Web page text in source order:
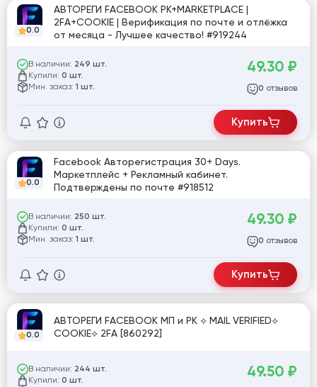
0.0
АВТОРЕГИ FACEBOOK РК+MARKETPLACE |
2FA+COOKIE | Верификация по почте и отлёжка
от месяца - Лучшее качество! #919244
В наличии: 249 шт.
Купили: 0 шт.
Мин. заказ: 1 шт.
49.30 ₽
0 отзывов
Купить
0.0
Facebook Авторегистрация 30+ Days.
Маркетплейс + Рекламный кабинет.
Подтверждены по почте #918512
В наличии: 250 шт.
Купили: 0 шт.
Мин. заказ: 1 шт.
49.30 ₽
0 отзывов
Купить
0.0
АВТОРЕГИ FACEBOOK МП и РК ⟡ MAIL VERIFIED⟡
COOKIE⟡ 2FA [860292]
В наличии: 244 шт.
Купили: 0 шт.
49.50 ₽